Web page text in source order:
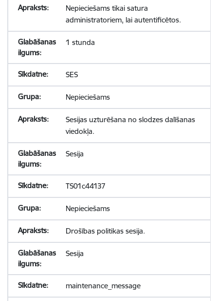
Nepieciešams tikai satura
administratoriem, lai autentificētos.
1 stunda
SES
Nepieciešams
Sesijas uzturēšana no slodzes dalīšanas
viedokļa.
Sesija
TS01c44137
Nepieciešams
Drošības politikas sesija.
Sesija
maintenance_message